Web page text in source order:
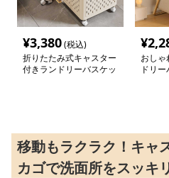
¥3,380(税込)
折りたたみ式キャスター
付きランドリーバスケッ
¥
おしゃ
ドリ
移動もラクラク！キャ
カゴで洗面所をスッキ